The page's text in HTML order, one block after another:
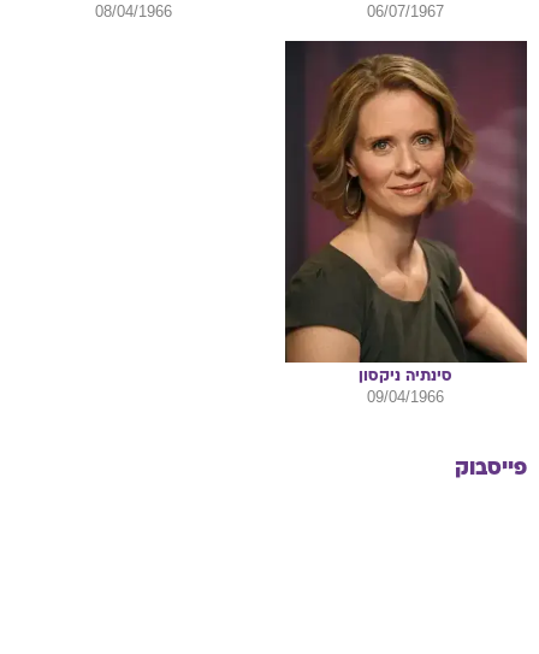
06/07/1967
08/04/1966
סינתיה ניקסון
09/04/1966
פייסבוק